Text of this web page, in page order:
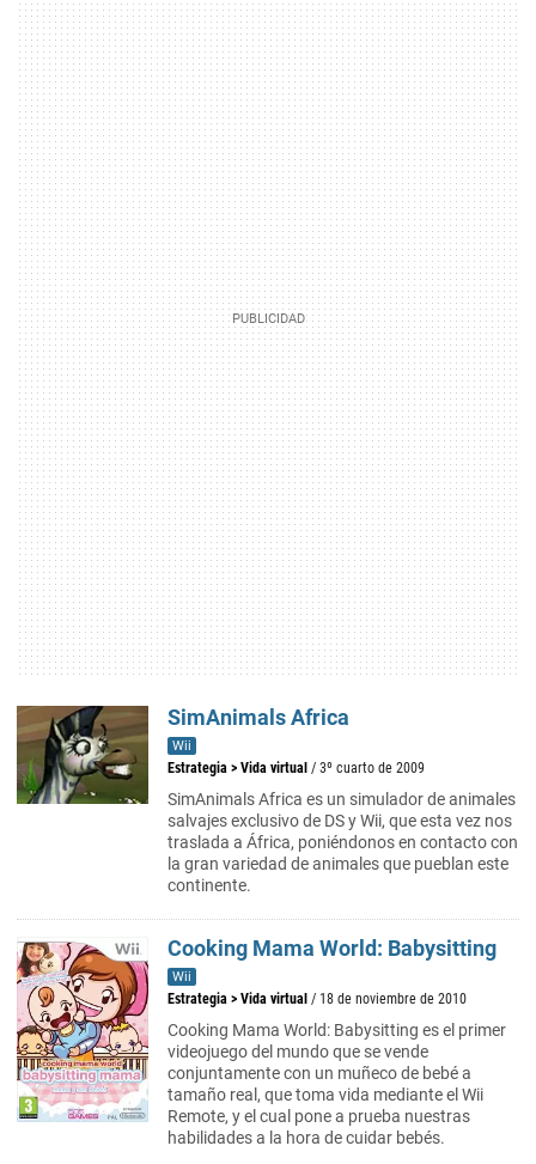
SimAnimals Africa
Wii
Estrategia > Vida virtual / 3º cuarto de 2009
SimAnimals Africa es un simulador de animales
salvajes exclusivo de DS y Wii, que esta vez nos
traslada a África, poniéndonos en contacto con
la gran variedad de animales que pueblan este
continente.
Cooking Mama World: Babysitting
Wii
Estrategia > Vida virtual / 18 de noviembre de 2010
Cooking Mama World: Babysitting es el primer
videojuego del mundo que se vende
conjuntamente con un muñeco de bebé a
tamaño real, que toma vida mediante el Wii
Remote, y el cual pone a prueba nuestras
habilidades a la hora de cuidar bebés.